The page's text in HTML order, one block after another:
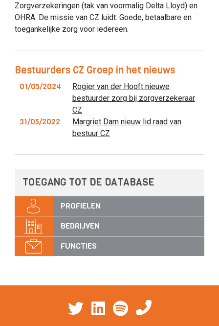
Zorgverzekeringen (tak van voormalig Delta Lloyd) en
OHRA. De missie van CZ luidt: Goede, betaalbare en
toegankelijke zorg voor iedereen.
Bestuurders CZ Groep in het nieuws
01/05/2024
Rogier van der Hooft nieuwe
bestuurder zorg bij zorgverzekeraar
CZ
31/05/2022
Margriet Dam nieuw lid raad van
bestuur CZ
TOEGANG TOT DE DATABASE
PROFIELEN
BEDRIJVEN
FUNCTIES